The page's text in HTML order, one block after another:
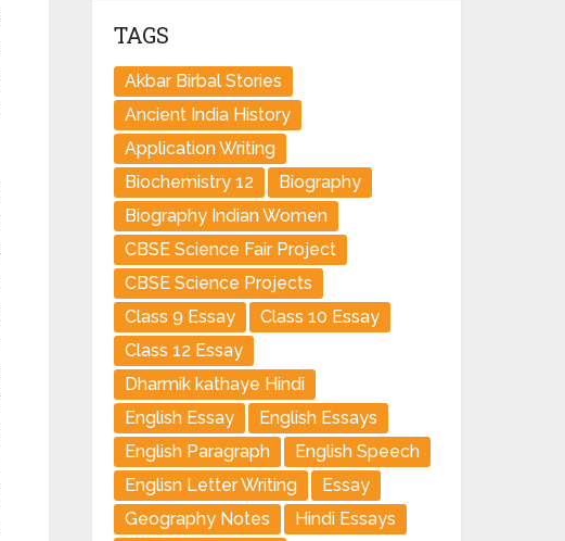
TAGS
Akbar Birbal Stories
Ancient India History
Application Writing
Biochemistry 12
Biography
Biography Indian Women
CBSE Science Fair Project
CBSE Science Projects
Class 9 Essay
Class 10 Essay
Class 12 Essay
Dharmik kathaye Hindi
English Essay
English Essays
English Paragraph
English Speech
Englisn Letter Writing
Essay
Geography Notes
Hindi Essays